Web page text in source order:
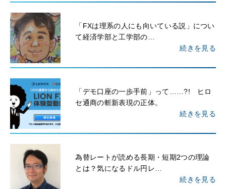
「FXは理系の人にも向いている説」につい
て経済学部と工学部の…
続きを見る
「デモ口座の一歩手前」って……?! ヒロ
セ通商の斬新表現の正体。
続きを見る
為替レートが読める長期・短期2つの理論
とは？気になるドル円レ…
続きを見る